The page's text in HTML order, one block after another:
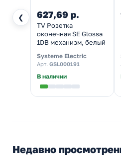
❮ 627,69 р.
TV Розетка
оконечная SE Glossa
1DB механизм, белый
Systeme Electric
Арт. GSL000191
В наличии
Недавно